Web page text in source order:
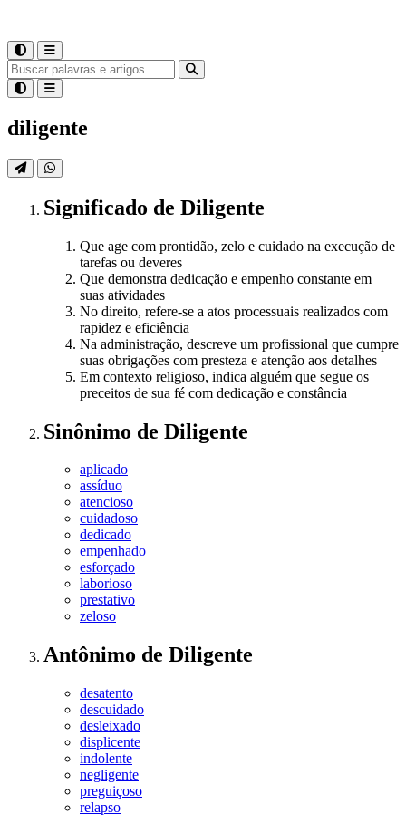
diligente
Significado de Diligente
Que age com prontidão, zelo e cuidado na execução de
tarefas ou deveres
Que demonstra dedicação e empenho constante em
suas atividades
No direito, refere-se a atos processuais realizados com
rapidez e eficiência
Na administração, descreve um profissional que cumpre
suas obrigações com presteza e atenção aos detalhes
Em contexto religioso, indica alguém que segue os
preceitos de sua fé com dedicação e constância
Sinônimo de Diligente
aplicado
assíduo
atencioso
cuidadoso
dedicado
empenhado
esforçado
laborioso
prestativo
zeloso
Antônimo de Diligente
desatento
descuidado
desleixado
displicente
indolente
negligente
preguiçoso
relapso